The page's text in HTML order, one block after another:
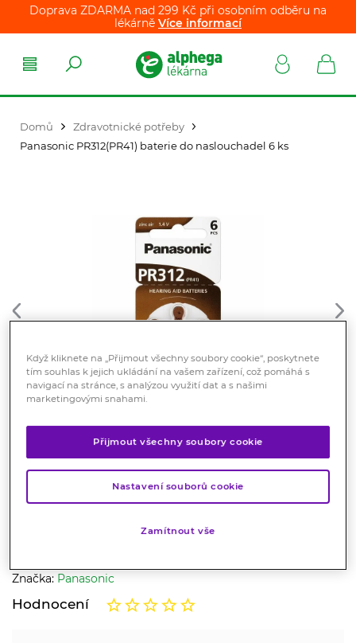
Doprava ZDARMA nad 299 Kč při osobním odběru na
lékárně Více informací
Domů
Zdravotnické potřeby
Panasonic PR312(PR41) baterie do naslouchadel 6 ks
Panasonic PR312(PR41) baterie
do naslouchadel 6 ks
Značka: Panasonic
Hodnocení
Když kliknete na „Přijmout všechny soubory cookie“, poskytnete
tím souhlas k jejich ukládání na vašem zařízení, což pomáhá s
navigací na stránce, s analýzou využití dat a s našimi
marketingovými snahami.
Přijmout všechny soubory cookie
Nastavení souborů cookie
Zamítnout vše